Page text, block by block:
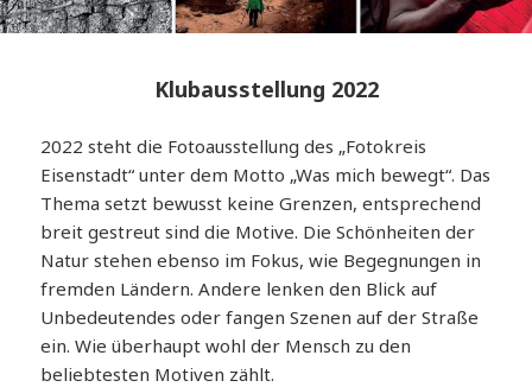
Klubausstellung 2022
2022 steht die Fotoausstellung des „Fotokreis
Eisenstadt“ unter dem Motto „Was mich bewegt“. Das
Thema setzt bewusst keine Grenzen, entsprechend
breit gestreut sind die Motive. Die Schönheiten der
Natur stehen ebenso im Fokus, wie Begegnungen in
fremden Ländern. Andere lenken den Blick auf
Unbedeutendes oder fangen Szenen auf der Straße
ein. Wie überhaupt wohl der Mensch zu den
beliebtesten Motiven zählt.